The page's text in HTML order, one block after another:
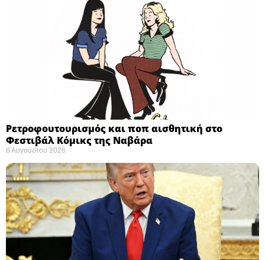
Ρετροφουτουρισμός και ποπ αισθητική στο
Φεστιβάλ Κόμικς της Ναβάρα ​
8 Αυγούστου 2026